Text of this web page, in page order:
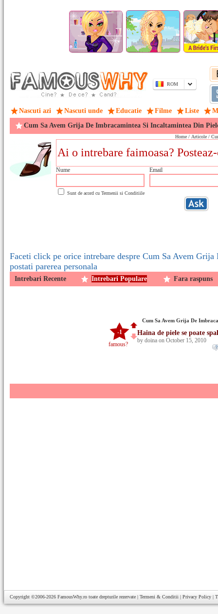
ROM
Nascuti azi Nascuti unde Educatie Filme Liste
Cum Sa Avem Grija De Imbracamintea Si Incaltamintea Din
Home / Articole /
Nume Email
Sunt de acord cu Termenii si Conditiile
Faceti click pe orice intrebare despre Cum Sa Avem
postati parerea personala
Intrebari Recente Intrebari Populare Fara raspuns
-1
famous?
Cum Sa Avem Grija De
Haina de piele se poate
by doina on October 15, 2010
Copyright ©2006-2026 FamousWhy.ro toate drepturile rezervate | Termeni & Conditii | Privacy Policy |